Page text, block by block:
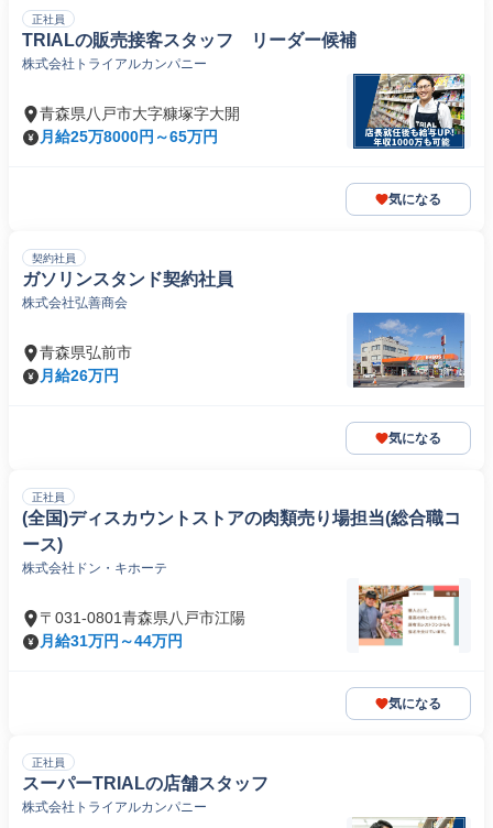
正社員
TRIALの販売接客スタッフ リーダー候補
株式会社トライアルカンパニー
青森県八戸市大字糠塚字大開
月給25万8000円～65万円
気になる
契約社員
ガソリンスタンド契約社員
株式会社弘善商会
青森県弘前市
月給26万円
気になる
正社員
(全国)ディスカウントストアの肉類売り場担当(総合職コ
ース)
株式会社ドン・キホーテ
〒031-0801青森県八戸市江陽
月給31万円～44万円
気になる
正社員
スーパーTRIALの店舗スタッフ
株式会社トライアルカンパニー